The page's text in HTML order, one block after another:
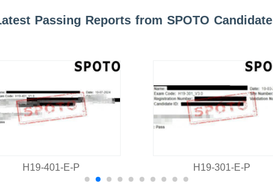
Passing Reports from SPOTO
H19-401-E-P H19-301-E-P